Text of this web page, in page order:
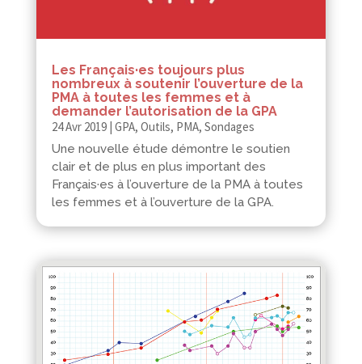
Les Français·es toujours plus
nombreux à soutenir l’ouverture de la
PMA à toutes les femmes et à
demander l’autorisation de la GPA
24 Avr 2019| GPA, Outils, PMA, Sondages
Une nouvelle étude démontre le soutien
clair et de plus en plus important des
Français·es à l’ouverture de la PMA à toutes
les femmes et à l’ouverture de la GPA.